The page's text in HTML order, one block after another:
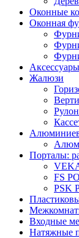
Оконные
Оконная
Жалюзи
Порталы:
FS
PSK
Входные
Натяжные